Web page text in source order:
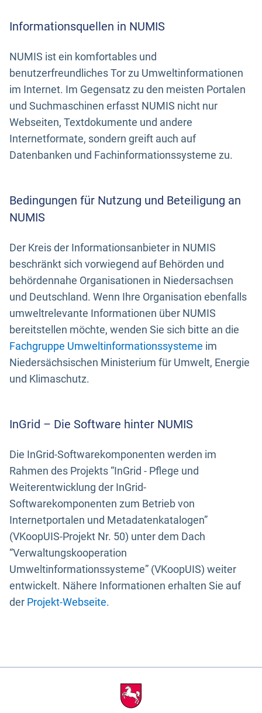
Informationsquellen in NUMIS
NUMIS ist ein komfortables und
benutzerfreundliches Tor zu Umweltinformationen
im Internet. Im Gegensatz zu den meisten Portalen
und Suchmaschinen erfasst NUMIS nicht nur
Webseiten, Textdokumente und andere
Internetformate, sondern greift auch auf
Datenbanken und Fachinformationssysteme zu.
Bedingungen für Nutzung und Beteiligung an
NUMIS
Der Kreis der Informationsanbieter in NUMIS
beschränkt sich vorwiegend auf Behörden und
behördennahe Organisationen in Niedersachsen
und Deutschland. Wenn Ihre Organisation ebenfalls
umweltrelevante Informationen über NUMIS
bereitstellen möchte, wenden Sie sich bitte an die
Fachgruppe Umweltinformationssysteme im
Niedersächsischen Ministerium für Umwelt, Energie
und Klimaschutz.
InGrid – Die Software hinter NUMIS
Die InGrid-Softwarekomponenten werden im
Rahmen des Projekts “InGrid - Pflege und
Weiterentwicklung der InGrid-
Softwarekomponenten zum Betrieb von
Internetportalen und Metadatenkatalogen”
(VKoopUIS-Projekt Nr. 50) unter dem Dach
“Verwaltungskooperation
Umweltinformationssysteme” (VKoopUIS) weiter
entwickelt. Nähere Informationen erhalten Sie auf
der Projekt-Webseite.